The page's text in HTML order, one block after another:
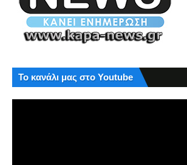
Το κανάλι μας στο Youtube